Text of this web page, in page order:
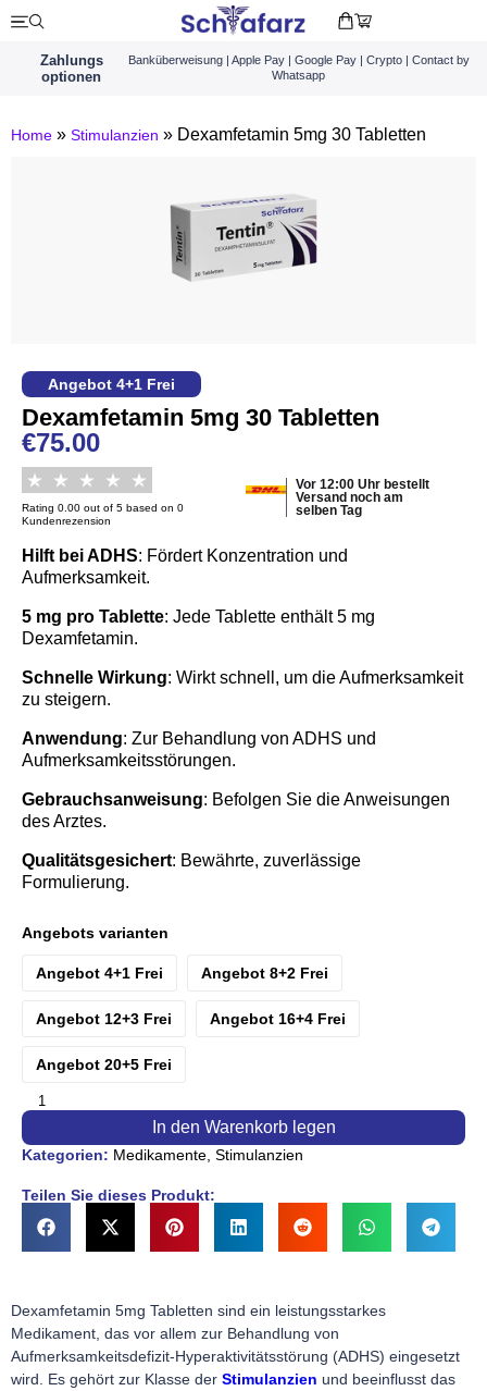
Zahlungs
optionen
Banküberweisung | Apple Pay | Google Pay | Crypto | Contact by
Whatsapp
Home » Stimulanzien » Dexamfetamin 5mg 30 Tabletten
Angebot 4+1 Frei
Dexamfetamin 5mg 30 Tabletten
€75.00
Rating 0.00 out of 5 based on 0
Kundenrezension
Vor 12:00 Uhr bestellt
Versand noch am
selben Tag
Hilft bei ADHS: Fördert Konzentration und
Aufmerksamkeit.
5 mg pro Tablette: Jede Tablette enthält 5 mg
Dexamfetamin.
Schnelle Wirkung: Wirkt schnell, um die Aufmerksamkeit
zu steigern.
Anwendung: Zur Behandlung von ADHS und
Aufmerksamkeitsstörungen.
Gebrauchsanweisung: Befolgen Sie die Anweisungen
des Arztes.
Qualitätsgesichert: Bewährte, zuverlässige
Formulierung.
Angebots varianten
Angebot 4+1 Frei Angebot 8+2 Frei
Angebot 12+3 Frei Angebot 16+4 Frei
Angebot 20+5 Frei
In den Warenkorb legen
Kategorien: Medikamente Stimulanzien
Teilen Sie dieses Produkt:
Dexamfetamin 5mg Tabletten sind ein leistungsstarkes
Medikament, das vor allem zur Behandlung von
Aufmerksamkeitsdefizit-Hyperaktivitätsstörung (ADHS) eingesetzt
wird. Es gehört zur Klasse der Stimulanzien und beeinflusst das